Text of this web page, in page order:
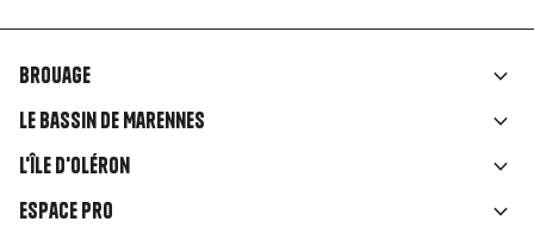
Liens
rubriques
Brouage
Le Bassin de Marennes
L'île d'Oléron
Espace Pro